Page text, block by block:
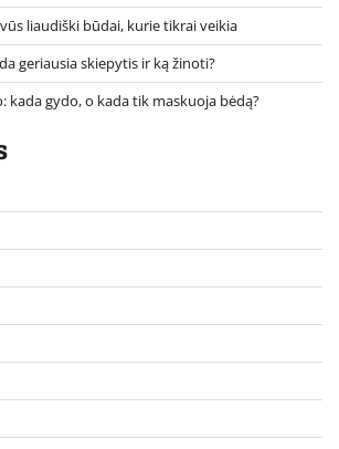
liaudiški būdai, kurie tikrai veikia
geriausia skiepytis ir ką žinoti?
kada gydo, o kada tik maskuoja bėdą?